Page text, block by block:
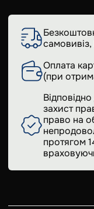
Оплата
(при
захист
право на
протягом